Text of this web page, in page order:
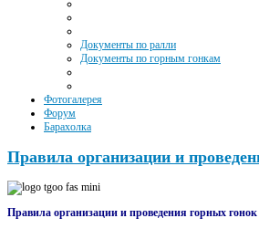
Документы по ралли
Документы по горным гонкам
Фотогалерея
Форум
Барахолка
Правила организации и
Правила организации и проведения горных гонок